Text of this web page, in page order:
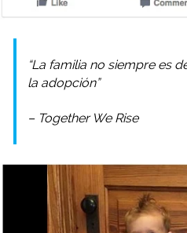
“La familia no siempre es
la adopción”
– Together We Rise